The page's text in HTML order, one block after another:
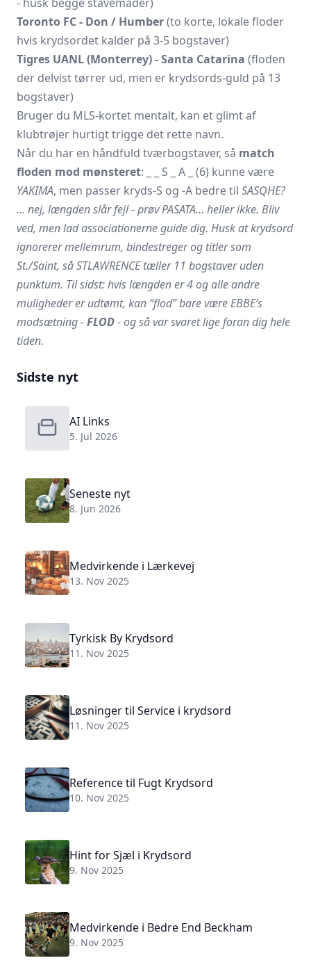
Toronto FC - Don / Humber(to korte, lokale floder
hvis krydsordet kalder på 3-5 bogstaver)
Tigres UANL (Monterrey) - Santa Catarina (floden
der delvist tørrer ud, men er krydsords-guld på 13
bogstaver)
Bruger du MLS-kortet mentalt, kan et glimt af
klubtrøjer hurtigt trigge det rette navn.
Når du har en håndfuld tværbogstaver, så match
floden mod mønsteret: _ _ S _ A _ (6) kunne være
YAKIMA, men passer kryds-S og ‑A bedre til SASQHE?
… nej, længden slår fejl - prøvPASATA… heller ikke. Bliv
ved, men lad associationerne guide dig. Husk at krydsord
ignorerer mellemrum, bindestreger og titler som
St./Saint, såSTLAWRENCEtæller 11 bogstaver uden
punktum. Til sidst: hvis længden er 4 og alle andre
muligheder er udtømt, kan “flod” bare væreEBBE’s
modsætning -FLOD- og så var svaret lige foran dig hele
tiden.
Sidste nyt
AI Links
5. Jul 2026
Seneste nyt
8. Jun 2026
Medvirkende i Lærkevej
13. Nov 2025
Tyrkisk By Krydsord
11. Nov 2025
Løsninger til Service i krydsord
11. Nov 2025
Reference til Fugt Krydsord
10. Nov 2025
Hint for Sjæl i Krydsord
9. Nov 2025
Medvirkende i Bedre End Beckham
9. Nov 2025